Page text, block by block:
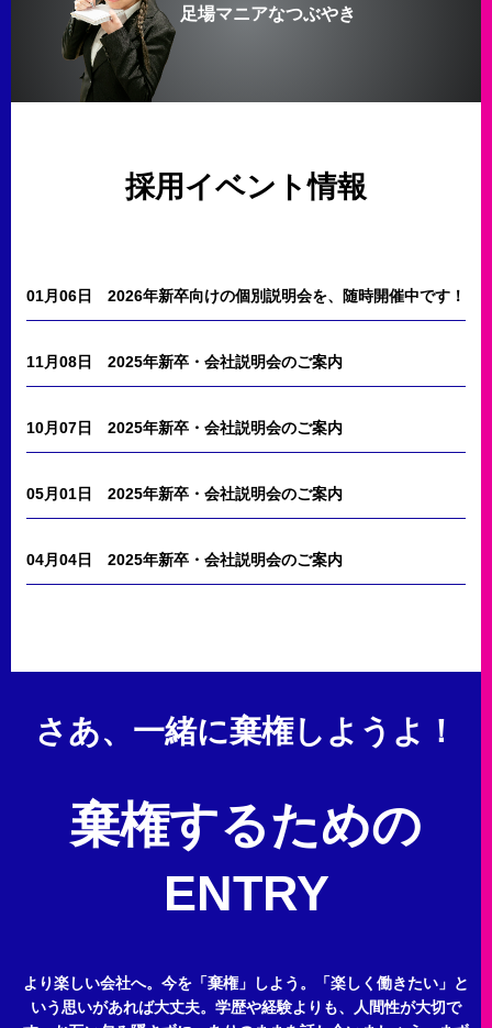
足場マニアなつぶやき
採用イベント情報
01月06日 2026年新卒向けの個別説明会を、随時開催中です！
11月08日 2025年新卒・会社説明会のご案内
10月07日 2025年新卒・会社説明会のご案内
05月01日 2025年新卒・会社説明会のご案内
04月04日 2025年新卒・会社説明会のご案内
さあ、一緒に棄権しようよ！
棄権するための
ENTRY
より楽しい会社へ。今を「棄権」しよう。
「楽しく働きたい」と
いう思いがあれば大丈夫。 学歴や経験よりも、人間性が大切で